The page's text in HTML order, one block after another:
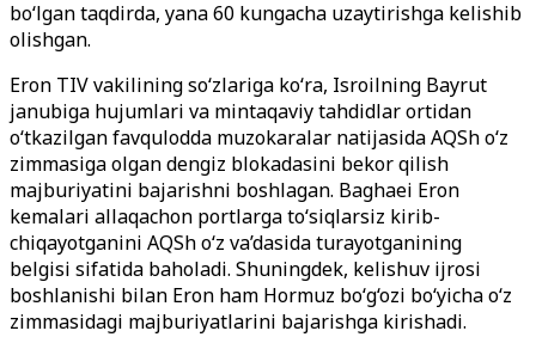
bo‘lgan taqdirda, yana 60 kungacha uzaytirishga kelishib
olishgan.
Eron TIV vakilining so‘zlariga ko‘ra, Isroilning Bayrut
janubiga hujumlari va mintaqaviy tahdidlar ortidan
o‘tkazilgan favqulodda muzokaralar natijasida AQSh o‘z
zimmasiga olgan dengiz blokadasini bekor qilish
majburiyatini bajarishni boshlagan. Baghaei Eron
kemalari allaqachon portlarga to‘siqlarsiz kirib-
chiqayotganini AQSh o‘z va’dasida turayotganining
belgisi sifatida baholadi. Shuningdek, kelishuv ijrosi
boshlanishi bilan Eron ham Hormuz bo‘g‘ozi bo‘yicha o‘z
zimmasidagi majburiyatlarini bajarishga kirishadi.